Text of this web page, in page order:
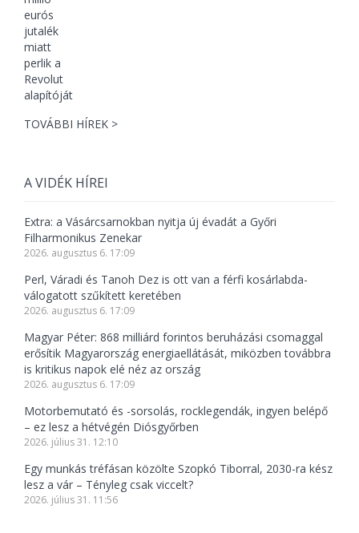
TOVÁBBI HÍREK >
A VIDÉK HÍREI
Extra: a Vásárcsarnokban nyitja új évadát a Győri
Filharmonikus Zenekar
2026. augusztus 6. 17:09
Perl, Váradi és Tanoh Dez is ott van a férfi kosárlabda-
válogatott szűkített keretében
2026. augusztus 6. 17:09
Magyar Péter: 868 milliárd forintos beruházási csomaggal
erősítik Magyarország energiaellátását, miközben továbbra
is kritikus napok elé néz az ország
2026. augusztus 6. 17:09
Motorbemutató és -sorsolás, rocklegendák, ingyen belépő
– ez lesz a hétvégén Diósgyőrben
2026. július 31. 12:10
Egy munkás tréfásan közölte Szopkó Tiborral, 2030-ra kész
lesz a vár – Tényleg csak viccelt?
2026. július 31. 11:56